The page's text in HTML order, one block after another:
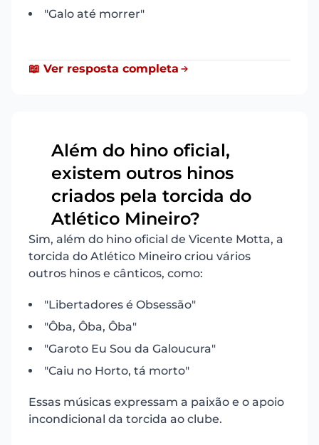
"Galo até morrer"
📖 Ver resposta completa
Além do hino oficial,
existem outros hinos
criados pela torcida do
Atlético Mineiro?
Sim, além do hino oficial de Vicente Motta, a
torcida do Atlético Mineiro criou vários
outros hinos e cânticos, como:
"Libertadores é Obsessão"
"Ôba, Ôba, Ôba"
"Garoto Eu Sou da Galoucura"
"Caiu no Horto, tá morto"
Essas músicas expressam a paixão e o apoio
incondicional da torcida ao clube.